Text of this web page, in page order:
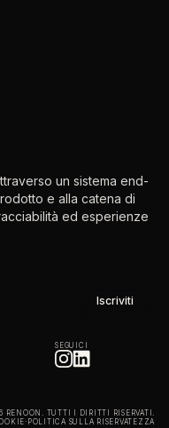
un sistema end-
e alla catena di
ed esperienze
SEGUICI
RENOON. TUTTI I DIRITTI RISERVATI.
· POLITICA SULLA RISERVATEZZA